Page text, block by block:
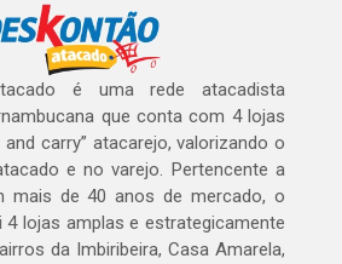
é uma rede atacadista
que conta com 4 lojas
carry” atacarejo, valorizando o
e no varejo. Pertencente a
mais de 40 anos de mercado, o
4 lojas amplas e estrategicamente
da Imbiribeira, Casa Amarela,